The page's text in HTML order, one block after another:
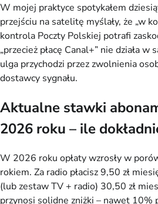
W mojej praktyce spotykałem
przejściu na satelitę myślały, że „w
kontrola Poczty Polskiej potrafi
„przecież płacę Canal+” nie działa w
ulga przychodzi przez zwolnienia
dostawcy sygnału.
Aktualne stawki
2026 roku – ile
W 2026 roku opłaty wzrosły w
rokiem. Za radio płacisz 9,50 zł
(lub zestaw TV + radio) 30,50 zł
przynosi solidne zniżki – nawet 10%